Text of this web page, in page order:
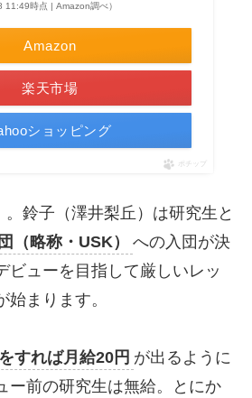
11:49時点 | Amazon調べ）
Amazon
楽天市場
ショッピング
ポチップ
鈴子（澤井梨丘）は研究生と
（略称・USK）
への入団が決
ビューを目指して厳しいレッ
まります。
すれば月給20円 が出るように
ー前の研究生は無給。とにか